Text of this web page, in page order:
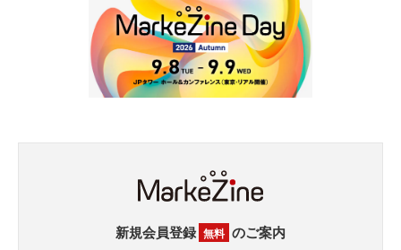
新規会員登録 無料 のご案内